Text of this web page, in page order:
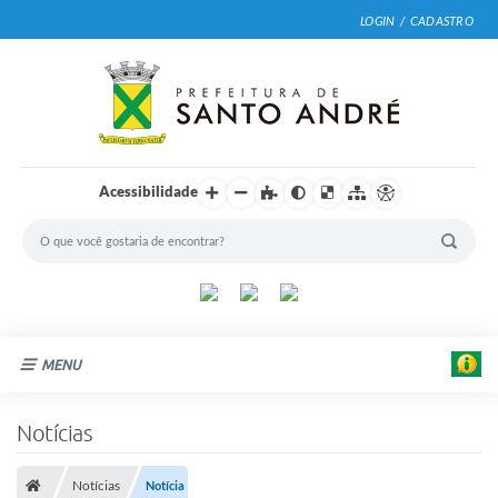
LOGIN / CADASTRO
Acessibilidade
MENU
Notícias
Notícias Notícia